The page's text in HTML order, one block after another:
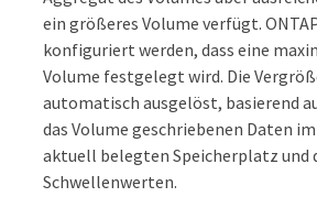
ein größeres Volume verfügt.
konfiguriert werden, dass eine
Volume festgelegt wird. Die
automatisch ausgelöst, basierend
das Volume geschriebenen Daten
aktuell belegten Speicherplatz und
Schwellenwerten.